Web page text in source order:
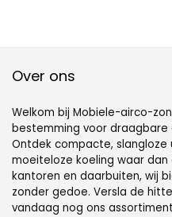
Over ons
Welkom bij Mobiele-airco-
bestemming voor draagbare
Ontdek compacte,
moeiteloze koeling waar
kantoren en daarbuiten, wij
zonder gedoe. Versla de
vandaag nog ons